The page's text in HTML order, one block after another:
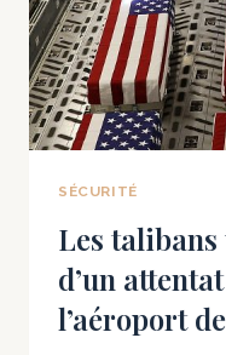
?
SÉCURITÉ
Les
d’un
l’aéroport